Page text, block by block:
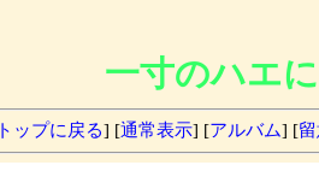
一寸のハエ
ップに戻る] [通常表示] [アルバム] [